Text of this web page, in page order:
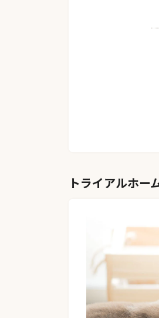
トライアルホー